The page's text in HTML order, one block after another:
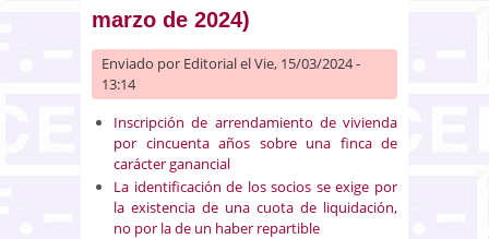
marzo de 2024)
Enviado por Editorialel Vie, 15/03/2024 -
13:14
Inscripción de arrendamiento de vivienda
por cincuenta años sobre una finca de
carácter ganancial
La identificación de los socios se exige por
la existencia de una cuota de liquidación,
no por la de un haber repartible